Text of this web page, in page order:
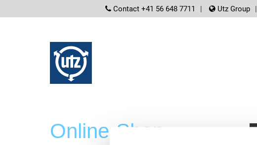
Contact +41 56 648 7711 Utz Group
Online-Shop